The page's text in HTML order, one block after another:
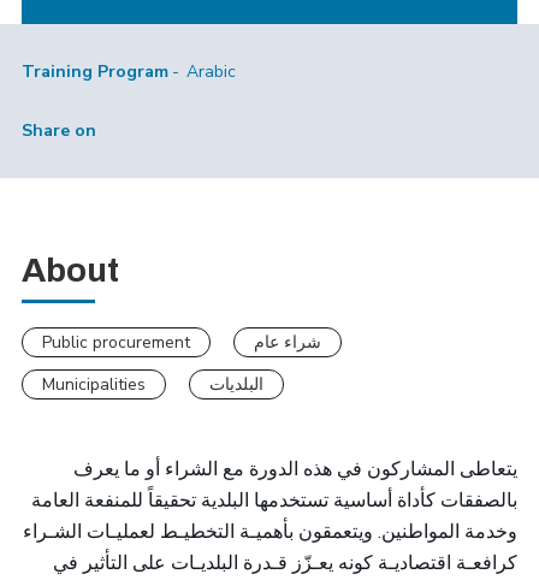
Training Program Arabic
Share on
About
Public procurement
شراء عام
Municipalities
البلديات
يتعاطى المشاركون في هذه الدورة مع الشراء أو ما يعرف
بالصفقات كأداة أساسية تستخدمها البلدية تحقيقاً للمنفعة العامة
وخدمة المواطنين. ويتعمقون بأهميـة التخطيـط لعمليـات الشـراء
كرافعـة اقتصاديـة كونه يعـزّز قـدرة البلديـات على التأثير في